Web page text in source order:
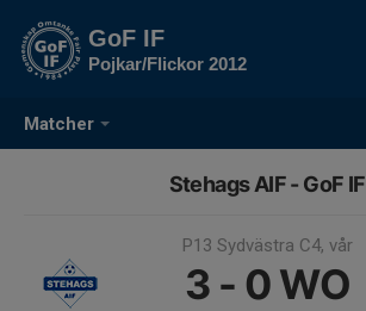
Matcher
GoF IF
Pojkar/Flickor 2012
Stehags AIF - GoF IF
P13 Sydvästra C4, vår
3 - 0WO